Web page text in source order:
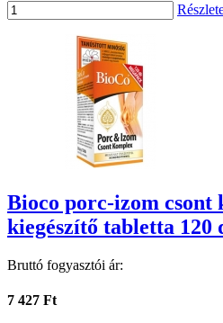
Bioco porc-izom csont
kiegészítő tabletta 120
Bruttó fogyasztói ár:
7 427 Ft